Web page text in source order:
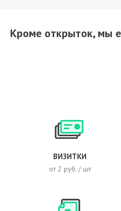
Кроме открыток, мы
от 2 руб. / шт
ВИЗИТКИ